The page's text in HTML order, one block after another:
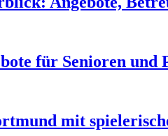
für Senioren und
mit